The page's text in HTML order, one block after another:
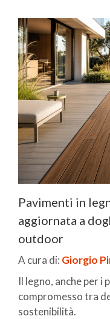
Pavimenti in
aggiornata a
outdoor
A cura di: Giorgio
Il legno, anche per i
compromesso tra
sostenibilità.